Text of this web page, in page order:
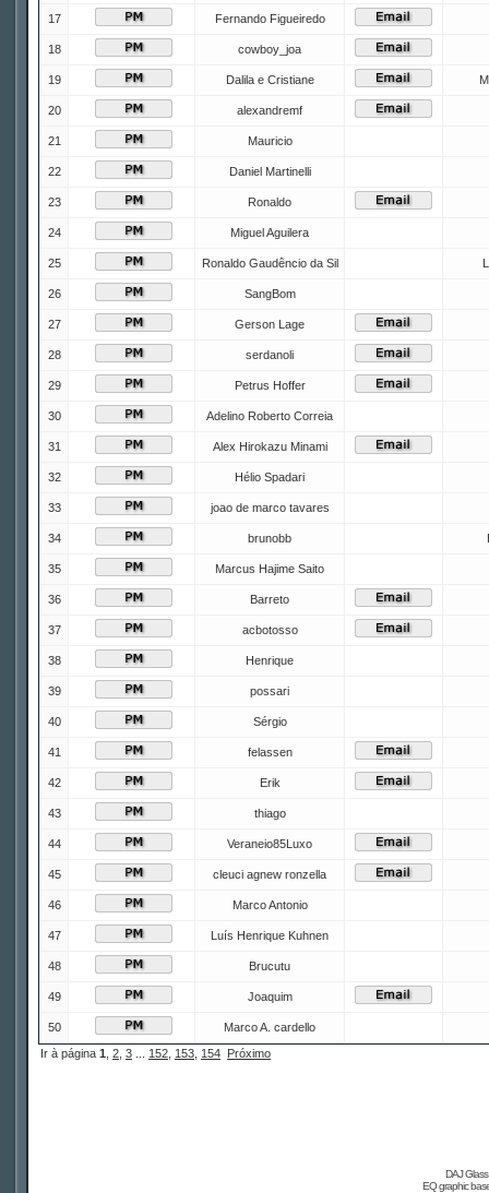
17 Fernando Figueiredo
18 cowboy_joa
19 Dalila e Cristiane
20 alexandremf
21 Mauricio
22 Daniel Martinelli
23 Ronaldo
24 Miguel Aguilera
25 Ronaldo Gaudêncio da Sil
26 SangBom
27 Gerson Lage
28 serdanoli
29 Petrus Hoffer
30 Adelino Roberto Correia
31 Alex Hirokazu Minami
32 Hélio Spadari
33 joao de marco tavares
34 brunobb
35 Marcus Hajime Saito
36 Barreto
37 acbotosso
38 Henrique
39 possari
40 Sérgio
41 felassen
42 Erik
43 thiago
44 Veraneio85Luxo
45 cleuci agnew ronzella
46 Marco Antonio
47 Luís Henrique Kuhnen
48 Brucutu
49 Joaquim
50
Marco A. cardello
Ir à página 1 2 3 152 153 154 Próximo
DAJ
EQ graphic